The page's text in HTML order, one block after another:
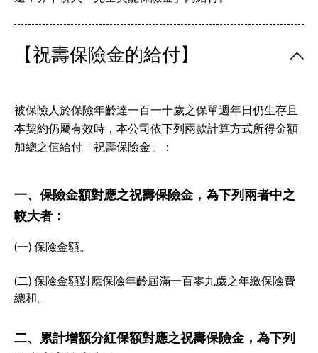
【祝壽保險金的給付】
被保險人於保險年齡達一百一十歲之保單週年日仍生存且
本契約仍屬有效時，本公司依下列兩款計算方式所得金額
加總之值給付「祝壽保險金」：
一、保險金額對應之祝壽保險金，為下列兩者中之
較大者：
(一) 保險金額。
(二) 保險金額對應保險年齡屆滿一百零九歲之年繳保險費
總和。
二、累計增額分紅保額對應之祝壽保險金，為下列